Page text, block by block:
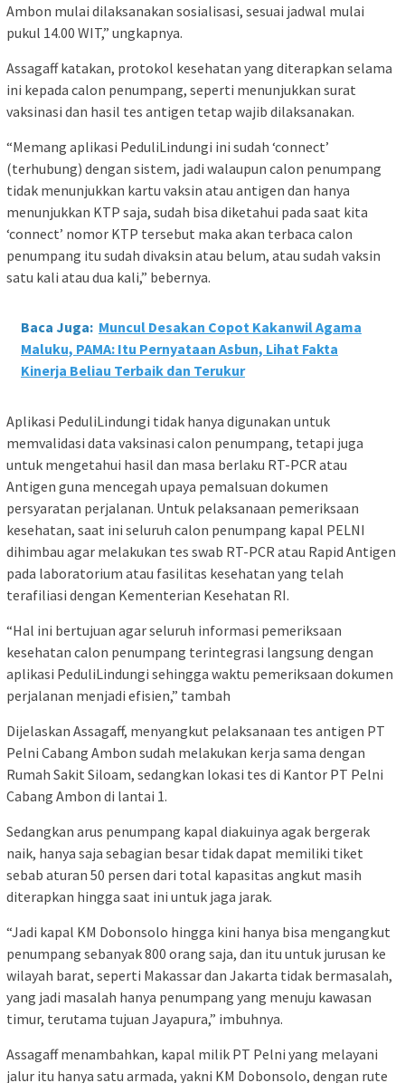
Ambon mulai dilaksanakan sosialisasi, sesuai jadwal mulai
pukul 14.00 WIT,” ungkapnya.
Assagaff katakan, protokol kesehatan yang diterapkan selama
ini kepada calon penumpang, seperti menunjukkan surat
vaksinasi dan hasil tes antigen tetap wajib dilaksanakan.
“Memang aplikasi PeduliLindungi ini sudah ‘connect’
(terhubung) dengan sistem, jadi walaupun calon penumpang
tidak menunjukkan kartu vaksin atau antigen dan hanya
menunjukkan KTP saja, sudah bisa diketahui pada saat kita
‘connect’ nomor KTP tersebut maka akan terbaca calon
penumpang itu sudah divaksin atau belum, atau sudah vaksin
satu kali atau dua kali,” bebernya.
Baca Juga: Muncul Desakan Copot Kakanwil Agama
Maluku, PAMA: Itu Pernyataan Asbun, Lihat Fakta
Kinerja Beliau Terbaik dan Terukur
Aplikasi PeduliLindungi tidak hanya digunakan untuk
memvalidasi data vaksinasi calon penumpang, tetapi juga
untuk mengetahui hasil dan masa berlaku RT-PCR atau
Antigen guna mencegah upaya pemalsuan dokumen
persyaratan perjalanan. Untuk pelaksanaan pemeriksaan
kesehatan, saat ini seluruh calon penumpang kapal PELNI
dihimbau agar melakukan tes swab RT-PCR atau Rapid Antigen
pada laboratorium atau fasilitas kesehatan yang telah
terafiliasi dengan Kementerian Kesehatan RI.
“Hal ini bertujuan agar seluruh informasi pemeriksaan
kesehatan calon penumpang terintegrasi langsung dengan
aplikasi PeduliLindungi sehingga waktu pemeriksaan dokumen
perjalanan menjadi efisien,” tambah
Dijelaskan Assagaff, menyangkut pelaksanaan tes antigen PT
Pelni Cabang Ambon sudah melakukan kerja sama dengan
Rumah Sakit Siloam, sedangkan lokasi tes di Kantor PT Pelni
Cabang Ambon di lantai 1.
Sedangkan arus penumpang kapal diakuinya agak bergerak
naik, hanya saja sebagian besar tidak dapat memiliki tiket
sebab aturan 50 persen dari total kapasitas angkut masih
diterapkan hingga saat ini untuk jaga jarak.
“Jadi kapal KM Dobonsolo hingga kini hanya bisa mengangkut
penumpang sebanyak 800 orang saja, dan itu untuk jurusan ke
wilayah barat, seperti Makassar dan Jakarta tidak bermasalah,
yang jadi masalah hanya penumpang yang menuju kawasan
timur, terutama tujuan Jayapura,” imbuhnya.
Assagaff menambahkan, kapal milik PT Pelni yang melayani
jalur itu hanya satu armada, yakni KM Dobonsolo, dengan rute